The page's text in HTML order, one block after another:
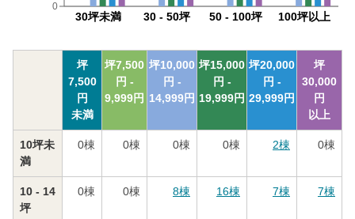
30坪未満 30 - 50坪 50 - 100坪 100坪以上
0
坪
7,500
円
未満
坪7,500
円 -
9,999円
坪10,000
円 -
14,999円
坪15,000
円 -
19,999円
坪20,000
円 -
29,999円
坪
30,000
円
以上
10坪未
満
0棟 0棟 0棟 0棟 2棟 0棟
10 - 14
坪
0棟 0棟 8棟 16棟 7棟 7棟